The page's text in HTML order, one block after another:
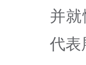
并
代表